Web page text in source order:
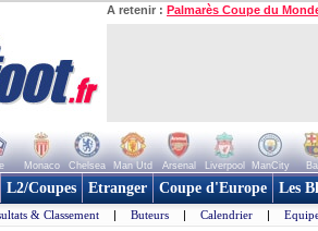
A retenir : Palmarès Coupe du
Monaco Chelsea Man Utd Arsenal Liverpool ManCity
L2/Coupes Etranger Coupe d'Europe Les
& Classement | Buteurs | Calendrier |